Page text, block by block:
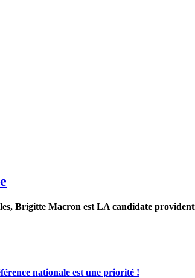
Brigitte Macron est LA candidate
nationale est une priorité !